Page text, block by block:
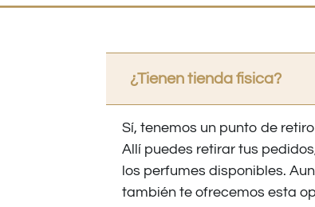
¿Tienen tienda fisica?
Sí, tenemos un punto de
Allí puedes retirar tus
los perfumes disponibles.
también te ofrecemos esta